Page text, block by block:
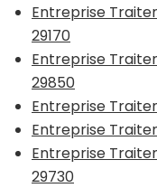
Entreprise
29170
Entreprise
29850
Entreprise
Entreprise
Entreprise
29730